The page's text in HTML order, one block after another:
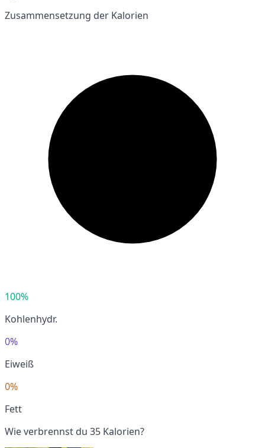
Zusammensetzung der Kalorien
100%
Kohlenhydr.
0%
Eiweiß
0%
Fett
Wie verbrennst du 35 Kalorien?